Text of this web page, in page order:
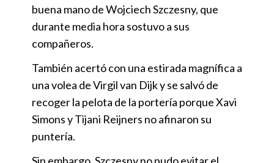
buena mano de Wojciech Szczesny, que
durante media hora sostuvo a sus
compañeros.
También acertó con una estirada magnífica a
una volea de Virgil van Dijk y se salvó de
recoger la pelota de la portería porque Xavi
Simons y Tijani Reijners no afinaron su
puntería.